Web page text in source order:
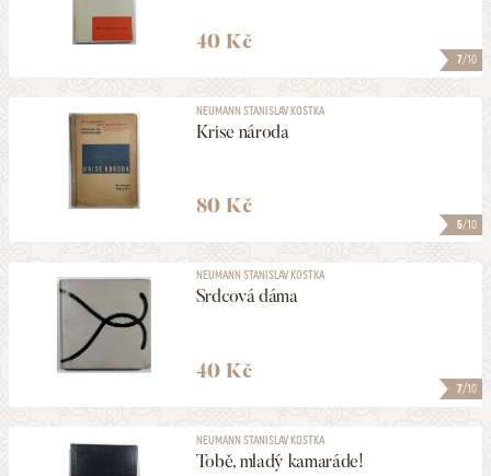
7/10
40 Kč
5/10
NEUMANN STANISLAV KOSTKA
Krise národa
80 Kč
7/10
NEUMANN STANISLAV KOSTKA
Srdcová dáma
40 Kč
NEUMANN STANISLAV KOSTKA
Tobě, mladý kamaráde!